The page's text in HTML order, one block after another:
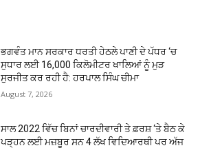
ਭਗਵੰਤ ਮਾਨ ਸਰਕਾਰ ਧਰਤੀ ਹੇਠਲੇ ਪਾਣੀ ਦੇ ਪੱਧਰ ‘ਚ
ਸੁਧਾਰ ਲਈ 16,000 ਕਿਲੋਮੀਟਰ ਖਾਲਿਆਂ ਨੂੰ ਮੁੜ
ਸੁਰਜੀਤ ਕਰ ਰਹੀ ਹੈ: ਹਰਪਾਲ ਸਿੰਘ ਚੀਮਾ
August 7, 2026
ਸਾਲ 2022 ਵਿੱਚ ਬਿਨਾਂ ਚਾਰਦੀਵਾਰੀ ਤੇ ਫ਼ਰਸ਼ ‘ਤੇ ਬੈਠ ਕੇ
ਪੜ੍ਹਨ ਲਈ ਮਜ਼ਬੂਰ ਸਨ 4 ਲੱਖ ਵਿਦਿਆਰਥੀ ਪਰ ਅੱਜ